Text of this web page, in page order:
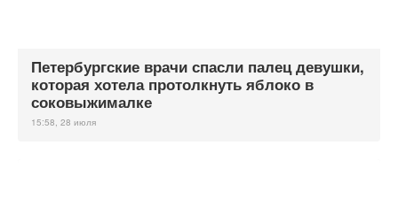
Петербургские врачи спасли палец девушки,
которая хотела протолкнуть яблоко в
соковыжималке
15:58, 28 июля